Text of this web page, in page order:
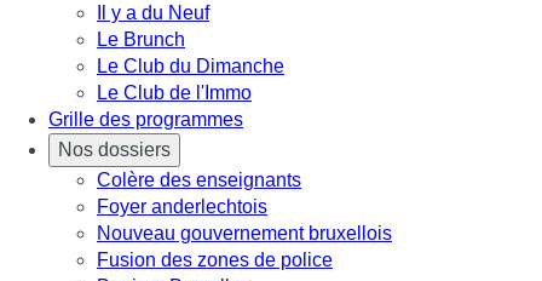
Il y a du Neuf
Le Brunch
Le Club du Dimanche
Le Club de l'Immo
Grille des programmes
Nos dossiers
Colère des enseignants
Foyer anderlechtois
Nouveau gouvernement bruxellois
Fusion des zones de police